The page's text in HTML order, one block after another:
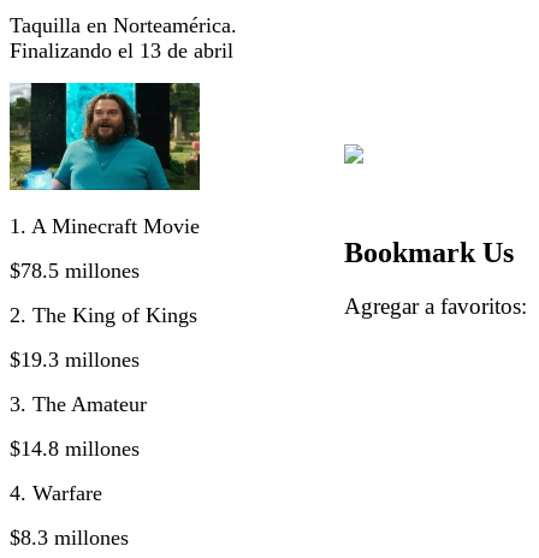
Taquilla en Norteamérica.
Finalizando el 13 de abril
1. A Minecraft Movie
$78.5 millones
2. The King of Kings
$19.3 millones
3. The Amateur
$14.8 millones
4. Warfare
$8.3 millones
Bookmark Us
Agregar a